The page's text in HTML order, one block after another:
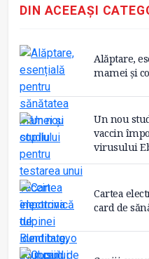
DIN ACEEAȘI
Alăptare,
mamei și
Un nou
vaccin
virusului
Cartea
card de